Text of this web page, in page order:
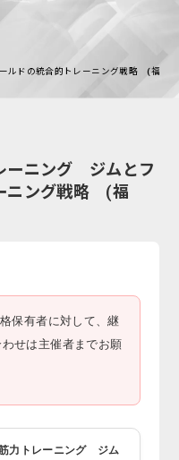
ルドの統合的トレーニング戦略 (福
ーニング ジムとフ
ニング戦略 (福
保有者に対して、継
せは主催者までお願
力トレーニング ジム